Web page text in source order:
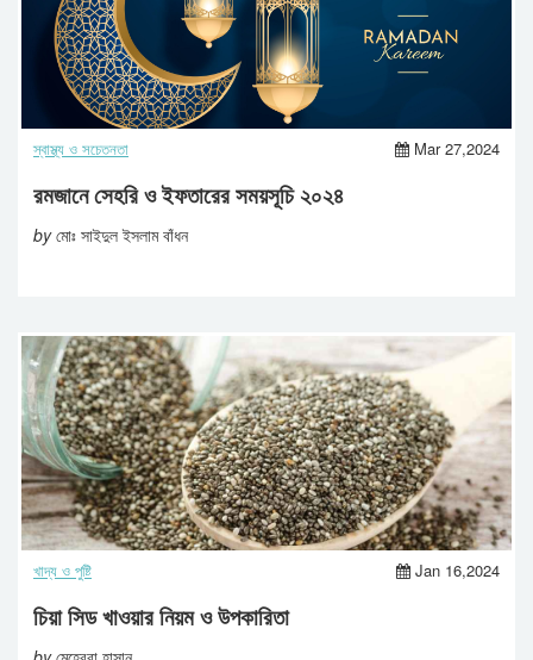
স্বাস্থ্য ও সচেতনতা Mar 27,2024
রমজানে সেহরি ও ইফতারের সময়সূচি ২০২৪
byমোঃ সাইদুল ইসলাম বাঁধন
খাদ্য ও পুষ্টি Jan 16,2024
চিয়া সিড খাওয়ার নিয়ম ও উপকারিতা